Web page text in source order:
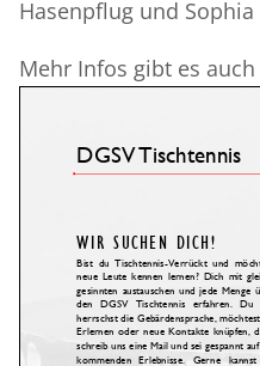
Hasenpflug und
Mehr Infos gibt es